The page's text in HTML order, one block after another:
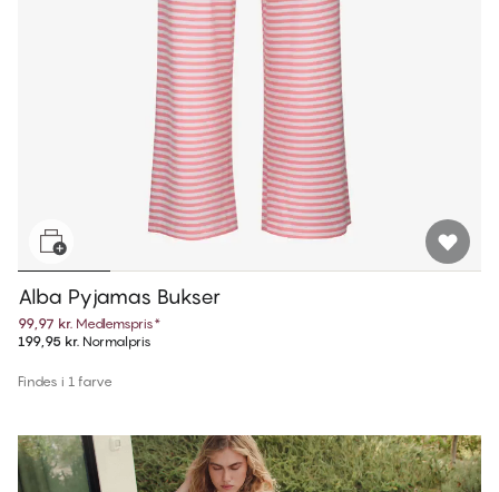
Alba Pyjamas Bukser
99,97 kr. Medlemspris*
199,95 kr. Normalpris
Findes i 1 farve